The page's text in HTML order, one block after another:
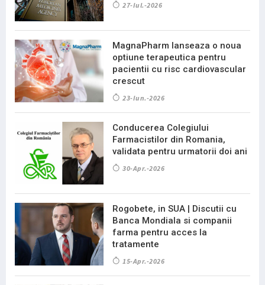
27-Iul.-2026
MagnaPharm lanseaza o noua
optiune terapeutica pentru
pacientii cu risc cardiovascular
crescut
23-Iun.-2026
Conducerea Colegiului
Farmacistilor din Romania,
validata pentru urmatorii doi ani
30-Apr.-2026
Rogobete, in SUA | Discutii cu
Banca Mondiala si companii
farma pentru acces la
tratamente
15-Apr.-2026